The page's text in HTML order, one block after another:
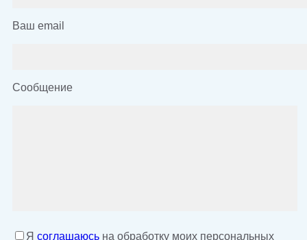
Ваш email
Сообщение
Я соглашаюсь на обработку моих персональных